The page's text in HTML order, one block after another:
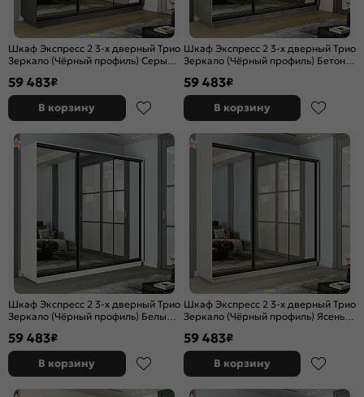
Шкаф Экспресс 2 3-х дверный Трио
Зеркало (Чёрный профиль) Серый
59 483₽
В корзину
Шкаф Экспресс 2 3-х дверный Трио
Зеркало (Чёрный профиль) Бетон
59 483₽
В корзину
Шкаф Экспресс 2 3-х дверный Трио
Зеркало (Чёрный профиль) Белый
59 483₽
В корзину
Шкаф Экспресс 2 3-х дверный Трио
Зеркало (Чёрный профиль) Ясень
59 483₽
В корзину